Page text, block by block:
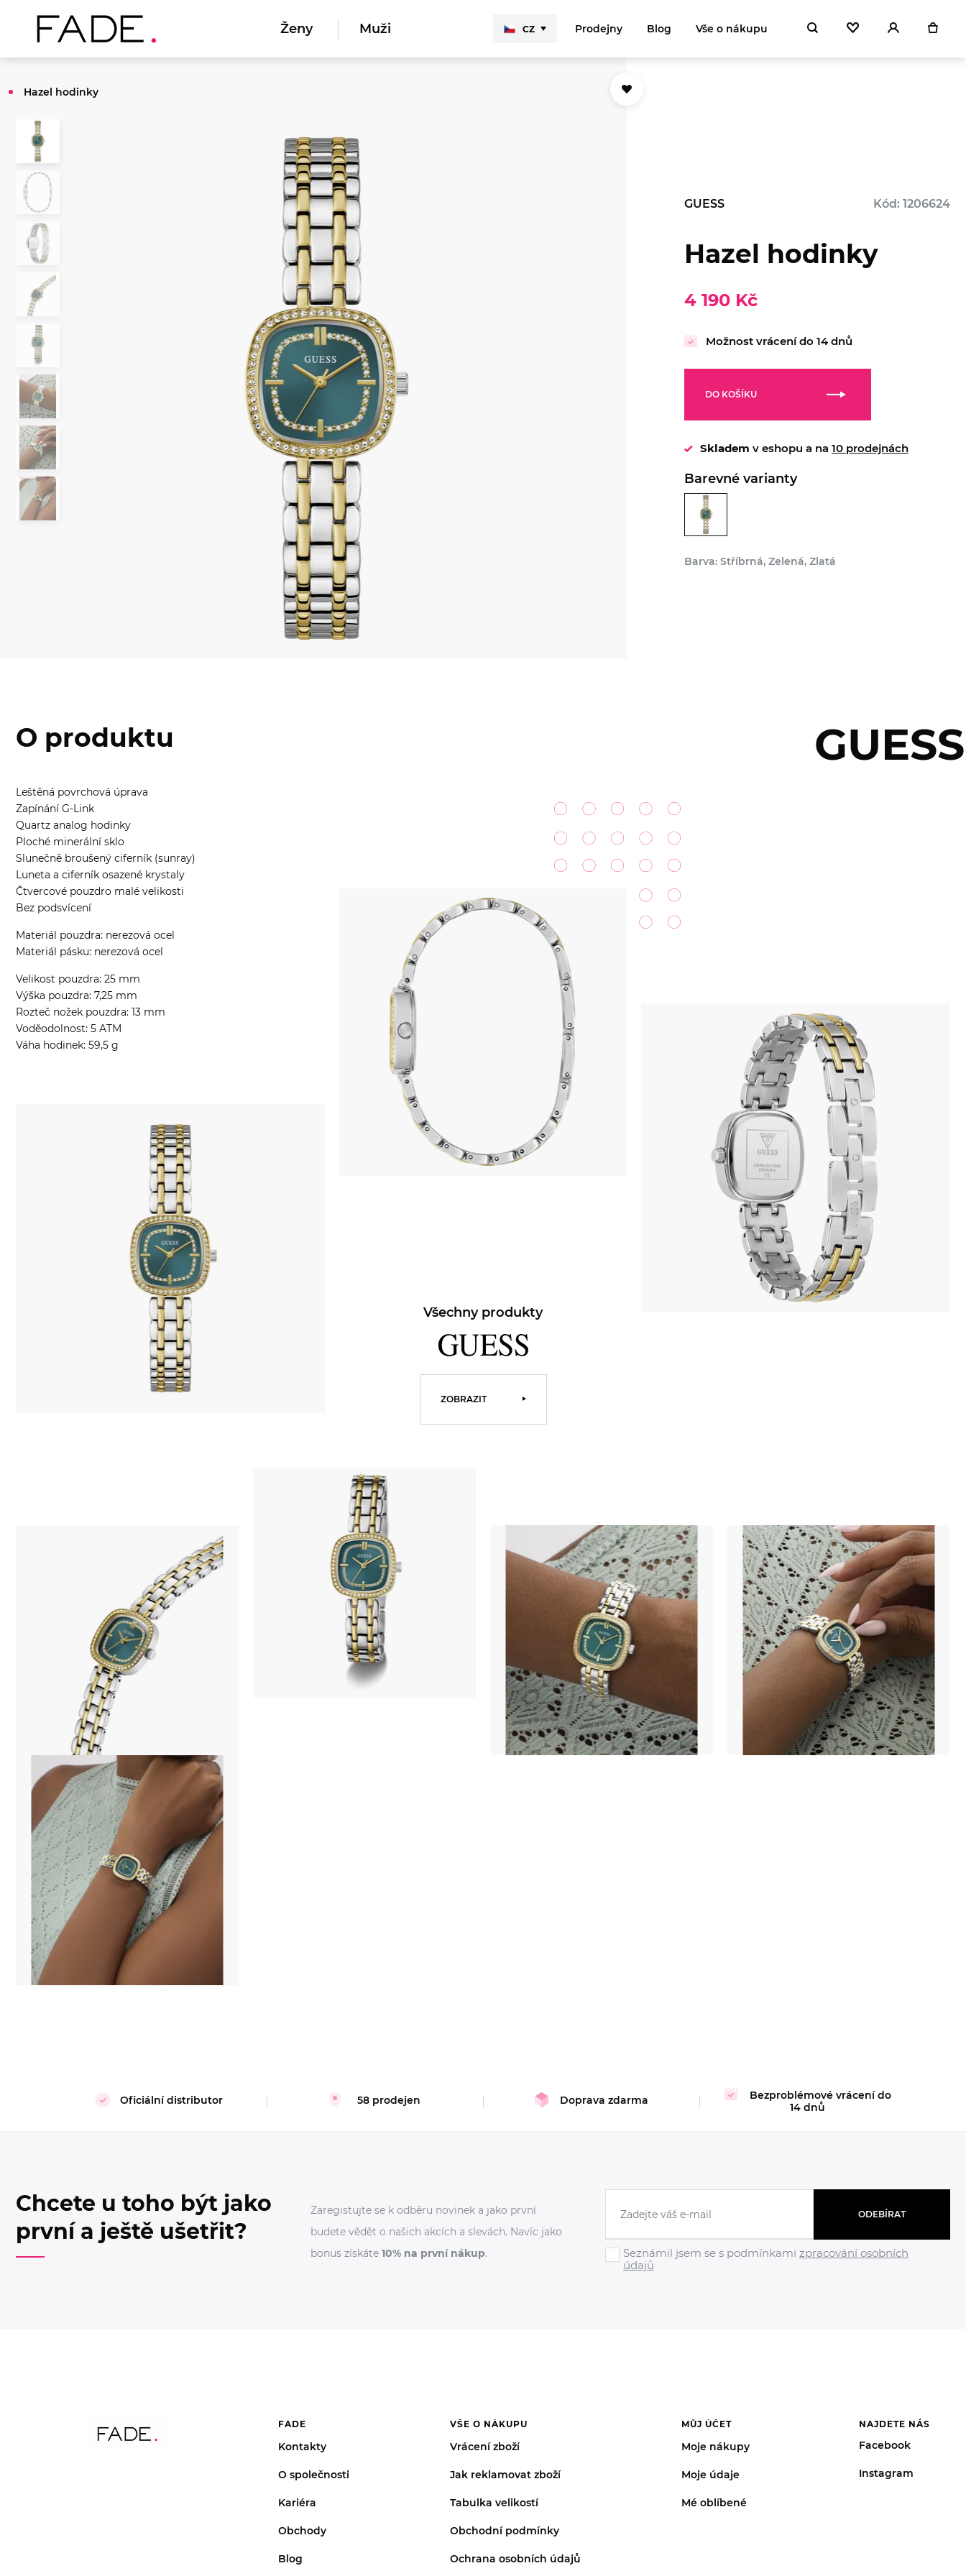
Ženy Muži CZ Prodejny Blog Vše o nákupu
Hazel hodinky
GUESS Kód: 1206624
Hazel hodinky
4 190 Kč
Možnost vrácení do 14 dnů
DO KOŠÍKU
Skladem v eshopu a na 10 prodejnách
Barevné varianty
Barva: Stříbrná, Zelená, Zlatá
O produktu
Leštěná povrchová úprava
Zapínání G-Link
Quartz analog hodinky
Ploché minerální sklo
Slunečně broušený ciferník (sunray)
Luneta a ciferník osazené krystaly
Čtvercové pouzdro malé velikosti
Bez podsvícení
Materiál pouzdra: nerezová ocel
Materiál pásku: nerezová ocel
Velikost pouzdra: 25 mm
Výška pouzdra: 7,25 mm
Rozteč nožek pouzdra: 13 mm
Voděodolnost: 5 ATM
Váha hodinek: 59,5 g
GUESS
Všechny produkty
ZOBRAZIT
Oficiální distributor 58 prodejen Doprava zdarma
Bezproblémové vrácení do
14 dnů
Chcete u toho být jako
první a ještě ušetřit?
Zaregistujte se k odběru novinek a jako první
budete vědět o našich akcích a slevách. Navíc jako
bonus získáte 10% na první nákup.
ODEBÍRAT
Seznámil jsem se s podmínkami zpracování osobních
údajů
FADE
Kontakty
O společnosti
Kariéra
Obchody
Blog
VŠE O NÁKUPU
Vrácení zboží
Jak reklamovat zboží
Tabulka velikostí
Obchodní podmínky
Ochrana osobních údajů
MŮJ ÚČET
Moje nákupy
Moje údaje
Mé oblíbené
NAJDETE NÁS
Facebook
Instagram